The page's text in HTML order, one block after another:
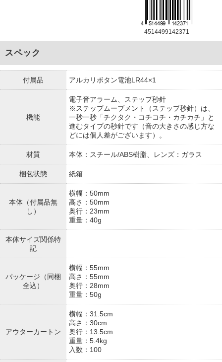
4514499142371
スペック
付属品 アルカリボタン電池LR44×1
機能
電子音アラーム、ステップ秒針
※ステップムーブメント（ステップ秒針）は、
一秒一秒「チクタク・コチコチ・カチカチ」と
進むタイプの秒針です（音の大きさの感じ方な
どには個人差がございます）。
材質 本体：スチール/ABS樹脂、レンズ：ガラス
梱包状態 紙箱
本体（付属品無
し）
横幅：50mm
高さ：50mm
奥行：23mm
重量：40g
本体サイズ関係特
記
パッケージ（同梱
全込）
横幅：55mm
高さ：55mm
奥行：28mm
重量：50g
アウターカートン
横幅：31.5cm
高さ：30cm
奥行：13.5cm
重量：5.4kg
入数：100